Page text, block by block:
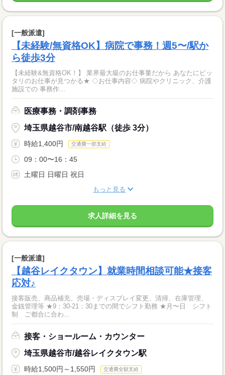
[一般派遣]
【未経験/無資格OK】病院で事務！週5〜/駅か
ら徒歩3分
【未経験&無資格OK！】 業界最大級のお仕事量だから あなたにピッ
タリのお仕事が見つかる★ ◇お仕事内容◇ 病院やクリニック、介護
施設での 事務作...
医療事務・調剤事務
埼玉県越谷市/南越谷駅（徒歩 3分）
時給1,400円 交通費一部支給
09：00〜16：45
土曜日 日曜日 祝日
もっと見る
求人詳細を見る
[一般派遣]
【越谷レイクタウン】就業時間相談可能★接客
応対♪
接客販売、商品補充、売場・ディスプレイ変更、清掃、在庫管理、
金銭管理等 ★9：30-21：30までの間でシフト勤務 ★月〜日 シフト
制 ご都合に合わ...
接客・ショールーム・カウンター
埼玉県越谷市/越谷レイクタウン駅
時給1,500円～1,550円 交通費全額支給